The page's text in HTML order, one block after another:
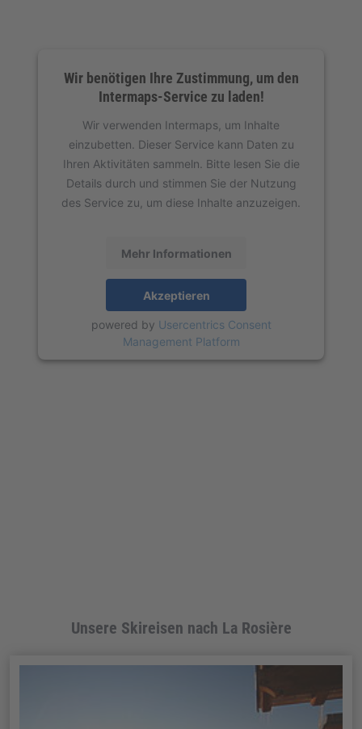
Wir benötigen Ihre Zustimmung, um den
Intermaps-Service zu laden!
Wir verwenden Intermaps, um Inhalte
einzubetten. Dieser Service kann Daten zu
Ihren Aktivitäten sammeln. Bitte lesen Sie die
Details durch und stimmen Sie der Nutzung
des Service zu, um diese Inhalte anzuzeigen.
Mehr Informationen
Akzeptieren
powered by Usercentrics Consent
Management Platform
Unsere Skireisen nach La Rosière